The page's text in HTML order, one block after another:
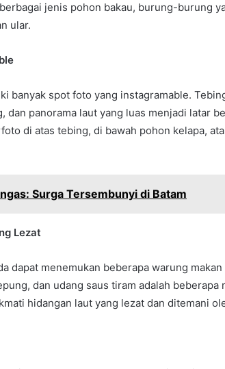
jenis pohon bakau, burung-burung
ular.
banyak spot foto yang instagramable.
dan panorama laut yang luas menjadi latar
di atas tebing, di bawah pohon kelapa,
Surga Tersembunyi di Batam
Lezat
dapat menemukan beberapa warung
dan udang saus tiram adalah
hidangan laut yang lezat dan ditemani